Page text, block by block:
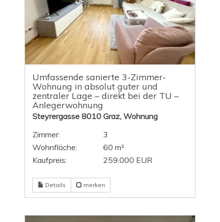
Umfassende sanierte 3-Zimmer-
Wohnung in absolut guter und
zentraler Lage – direkt bei der TU –
Anlegerwohnung
Steyrergasse 8010 Graz, Wohnung
Zimmer:
3
Wohnfläche:
60 m²
Kaufpreis:
259.000 EUR
Details merken